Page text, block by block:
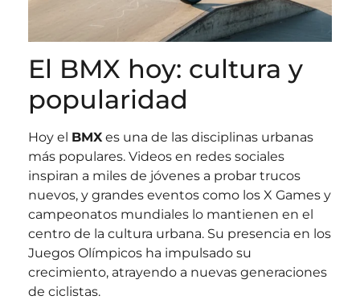
El BMX hoy: cultura y
popularidad
Hoy el BMX es una de las disciplinas urbanas
más populares. Videos en redes sociales
inspiran a miles de jóvenes a probar trucos
nuevos, y grandes eventos como los X Games y
campeonatos mundiales lo mantienen en el
centro de la cultura urbana. Su presencia en los
Juegos Olímpicos ha impulsado su
crecimiento, atrayendo a nuevas generaciones
de ciclistas.